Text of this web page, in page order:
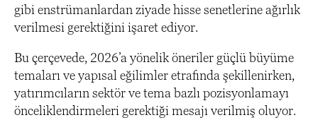
gibi enstrümanlardan ziyade hisse senetlerine ağırlık
verilmesi gerektiğini işaret ediyor.
Bu çerçevede, 2026’a yönelik öneriler güçlü büyüme
temaları ve yapısal eğilimler etrafında şekillenirken,
yatırımcıların sektör ve tema bazlı pozisyonlamayı
önceliklendirmeleri gerektiği mesajı verilmiş oluyor.